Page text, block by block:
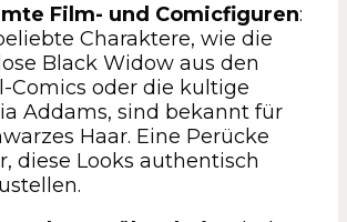
Film- und Comicfiguren:
Charaktere, wie die
Black Widow aus den
Comics oder die kultige
Addams, sind bekannt für
Haar. Eine Perücke
diese Looks authentisch